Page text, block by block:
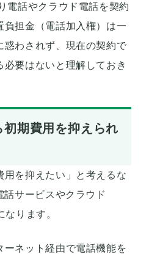
電話やクラウド電話を契約
負担金（電話加入権）は一
惑わされず、現在の契約で
要はないと理解しておき
初期費用を抑えられ
用を抑えたい」と考えるな
話サービスやクラウド
ります。
ーネット経由で電話機能を